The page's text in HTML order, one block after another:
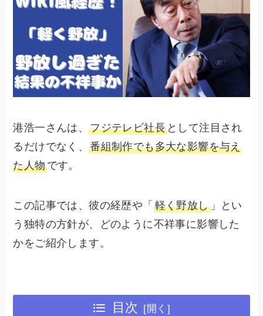
港浩一さんは、フジテレビ社長 として注目され
るだけでなく、番組制作でも多大な影響を与え
た人物です。
この記事では、彼の経歴や「 軽く野放し」とい
う独特の方針が、どのように不祥事に影響した
かをご紹介します。
目次